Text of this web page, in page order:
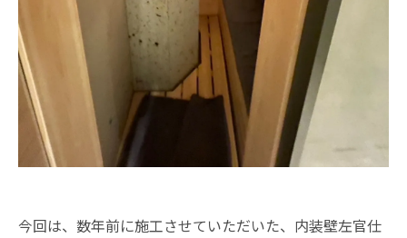
今回は、数年前に施工させていただいた、内装壁左官仕